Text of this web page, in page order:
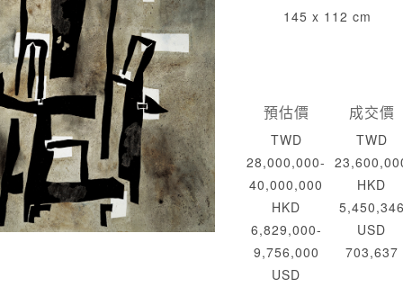
145 x 112 cm
預估價
TWD
28,000,000-
40,000,000
HKD
6,829,000-
9,756,000
USD
成交價
TWD
HKD
USD
703,637